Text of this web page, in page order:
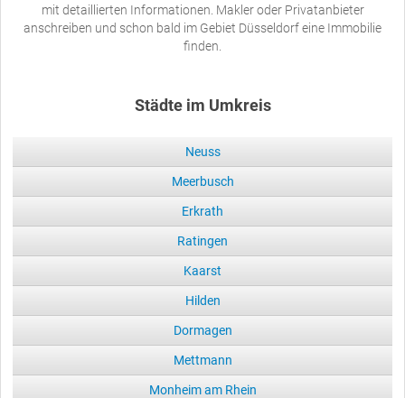
mit detaillierten Informationen. Makler oder Privatanbieter
anschreiben und schon bald im Gebiet Düsseldorf eine Immobilie
finden.
Städte im Umkreis
Neuss
Meerbusch
Erkrath
Ratingen
Kaarst
Hilden
Dormagen
Mettmann
Monheim am Rhein